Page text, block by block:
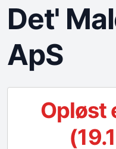
Det'
ApS
Opløst